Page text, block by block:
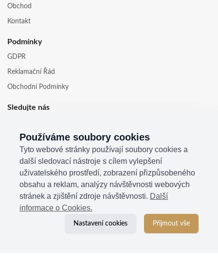
Obchod
Kontakt
Podmínky
GDPR
Reklamační Řád
Obchodní Podmínky
Sledujte nás
Používáme soubory cookies
Tyto webové stránky používají soubory cookies a
další sledovací nástroje s cílem vylepšení
uživatelského prostředí, zobrazení přizpůsobeného
obsahu a reklam, analýzy návštěvnosti webových
stránek a zjištění zdroje návštěvnosti. Další
informace o Cookies.
Nastavení cookies Přijmout vše